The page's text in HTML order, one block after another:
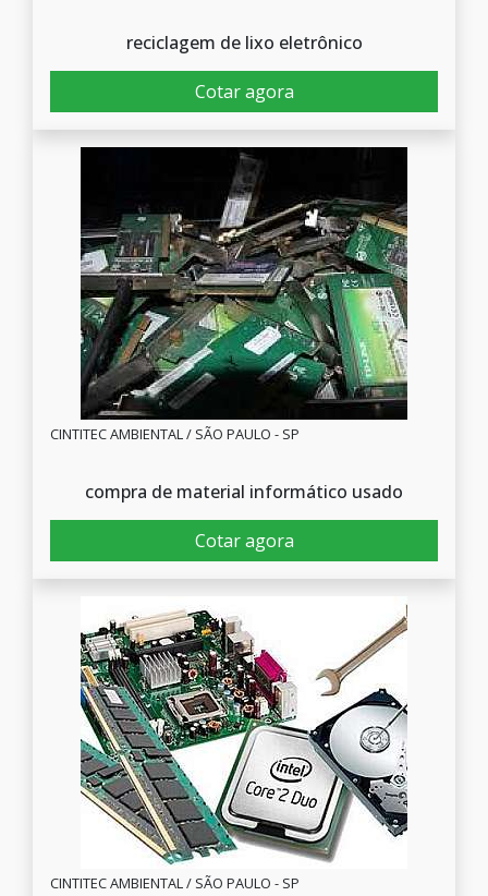
reciclagem de lixo eletrônico
Cotar agora
CINTITEC AMBIENTAL / SÃO PAULO - SP
compra de material informático usado
Cotar agora
CINTITEC AMBIENTAL / SÃO PAULO - SP